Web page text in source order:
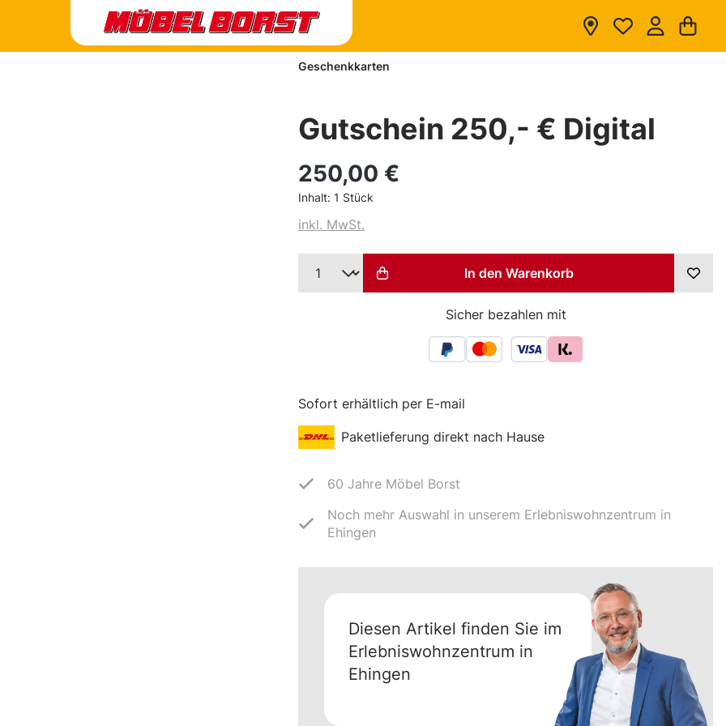
Du hast 0
Geschenkkarten
Gutschein 250,- € Digital
250,00 €
Inhalt: 1 Stück
inkl. MwSt.
Sofort erhältlich per E-mail
Paketlieferung direkt nach Hause
Produkt Anzahl: Gib den gewünschten Wert
In den Warenkorb
Sicher bezahlen mit
60 Jahre Möbel Borst
Noch mehr Auswahl in unserem Erlebniswohnzentrum in
Ehingen
Diesen Artikel finden Sie im
Erlebniswohnzentrum in
Ehingen